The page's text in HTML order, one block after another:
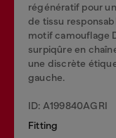
régénératif pour
de tissu
motif camouflage
surpiqûre en
une discrète
gauche.
ID: A199840AGRI
Fitting